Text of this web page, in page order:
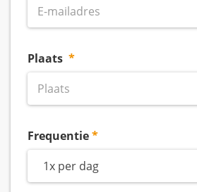
Plaats
Frequentie
1x per dag